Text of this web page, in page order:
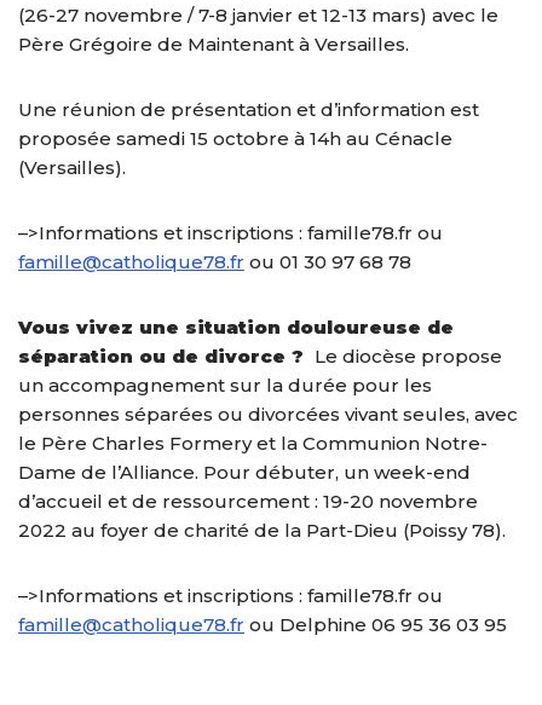
(26-27 novembre / 7-8 janvier et 12-13 mars) avec le
Père Grégoire de Maintenant à Versailles.
Une réunion de présentation et d’information est
proposée samedi 15 octobre à 14h au Cénacle
(Versailles).
–>Informations et inscriptions : famille78.fr ou
famille@catholique78.fr ou 01 30 97 68 78
Vous vivez une situation douloureuse de
séparation ou de divorce ? Le diocèse propose
un accompagnement sur la durée pour les
personnes séparées ou divorcées vivant seules, avec
le Père Charles Formery et la Communion Notre-
Dame de l’Alliance. Pour débuter, un week-end
d’accueil et de ressourcement : 19-20 novembre
2022 au foyer de charité de la Part-Dieu (Poissy 78).
–>Informations et inscriptions : famille78.fr ou
famille@catholique78.fr ou Delphine 06 95 36 03 95